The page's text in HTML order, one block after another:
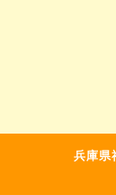
兵庫県